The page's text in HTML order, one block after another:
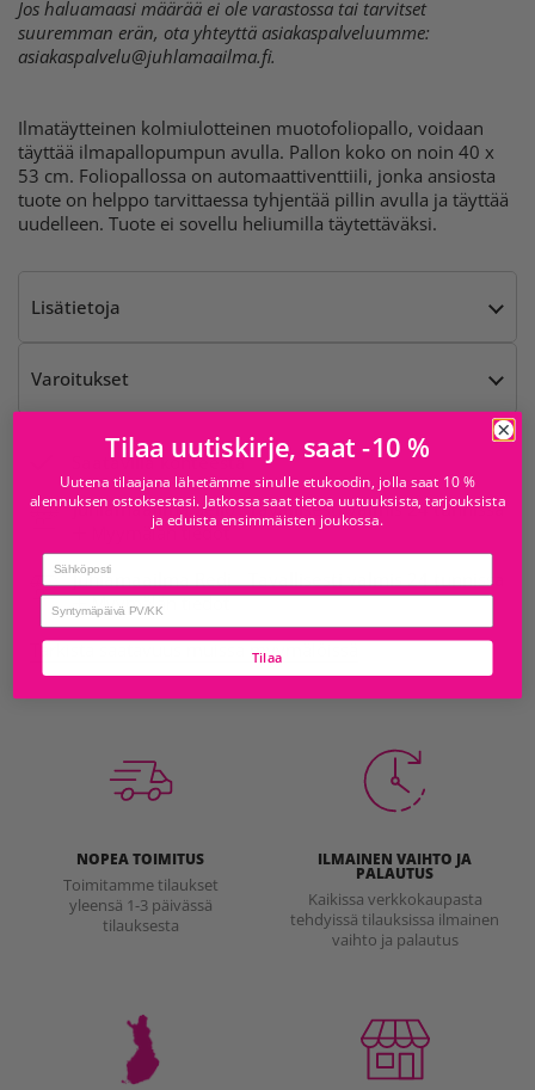
Jos haluamaasi määrää ei ole varastossa tai tarvitset
suuremman erän, ota yhteyttä asiakaspalveluumme:
asiakaspalvelu@juhlamaailma.fi.
Ilmatäytteinen kolmiulotteinen muotofoliopallo, voidaan
täyttää ilmapallopumpun avulla. Pallon koko on noin 40 x
53 cm. Foliopallossa on automaattiventtiili, jonka ansiosta
tuote on helppo tarvittaessa tyhjentää pillin avulla ja täyttää
uudelleen. Tuote ei sovellu heliumilla täytettäväksi.
Lisätietoja
Varoitukset
Saatavilla kohteesta
Juhlamaailma Sello
Myymälän tiedot
Tavallisesti valmis 24 tunnissa
Juhlamaailma Redi
Myymälän tiedot
Tavallisesti valmis 24 tunnissa
Tarkista saatavuus muissa myymälöissä
NOPEA TOIMITUS
Toimitamme tilaukset
yleensä 1-3 päivässä
tilauksesta
ILMAINEN VAIHTO JA
PALAUTUS
Kaikissa verkkokaupasta
tehdyissä tilauksissa ilmainen
vaihto ja palautus
Tilaa uutiskirje, saat -10 %
Uutena tilaajana lähetämme sinulle etukoodin, jolla saat 10 %
alennuksen ostoksestasi. Jatkossa saat tietoa uutuuksista, tarjouksista
ja eduista ensimmäisten joukossa.
Email
birthday
Tilaa